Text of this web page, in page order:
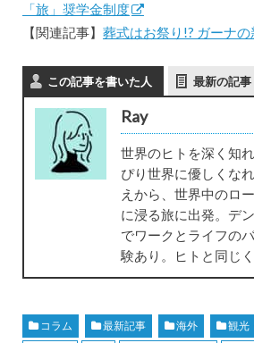
「旅」奨学金制度
【関連記事】 葬式はお祭り!? ガーナ
この記事を書いた人 最新の記事
Ray
世界のヒトを深く知
ぴり世界に優しくな
えから、世界中のロ
に浸る旅に出発。デ
でワークとライフの
験あり。ヒトと同じ
コラム 最新記事 海外
観光